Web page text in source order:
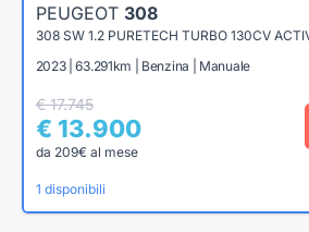
PEUGEOT 308
308 SW 1.2 PURETECH TURBO 130CV
2023 | 63.291km | Benzina | Manuale
€ 17.745
€ 13.900
da 209€ al mese
1 disponibili